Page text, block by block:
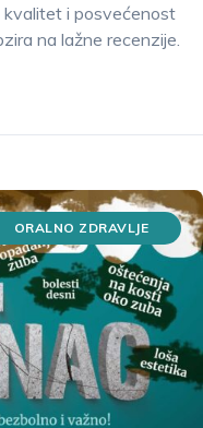
i posvećenost
na lažne recenzije.
ORALNO ZDRAVLJE